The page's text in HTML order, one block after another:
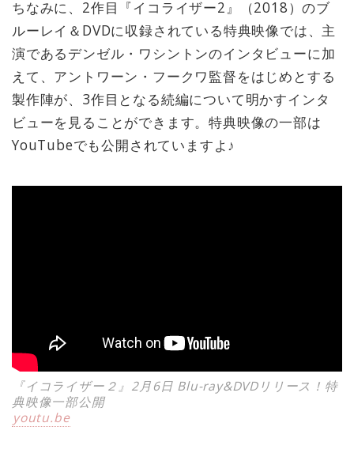
ちなみに、2作目『イコライザー2』（2018）のブ
ルーレイ＆DVDに収録されている特典映像では、主
演であるデンゼル・ワシントンのインタビューに加
えて、アントワーン・フークワ監督をはじめとする
製作陣が、3作目となる続編について明かすインタ
ビューを見ることができます。特典映像の一部は
YouTubeでも公開されていますよ♪
『イコライザー２』2月6日 Blu-ray&DVDリリース！特
典映像一部公開
youtu.be